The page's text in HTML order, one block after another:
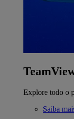
Explore todo o
Saiba